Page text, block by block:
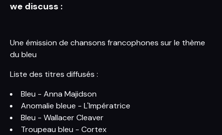
we discuss :
Une émission de chansons francophones sur le thème
du bleu
Liste des titres diffusés :
Bleu - Anna Majidson
Anomalie bleue - L'Impératrice
Bleu - Wallacer Cleaver
Troupeau bleu - Cortex